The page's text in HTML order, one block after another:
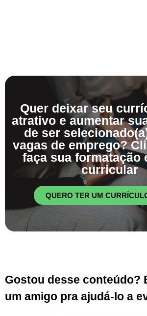
Quer deixar seu
atrativo e aumentar
de ser
vagas de emprego?
faça sua formatação
curricular
QUERO TER UM
Gostou desse conteúdo?
um amigo pra ajudá-lo a